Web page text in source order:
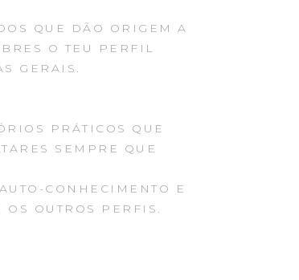
QUE DÃO ORIGEM A
O TEU PERFIL
GERAIS.
PRÁTICOS QUE
SEMPRE QUE
CONHECIMENTO E
OS OUTROS PERFIS.